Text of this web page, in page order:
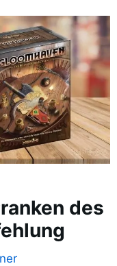
des